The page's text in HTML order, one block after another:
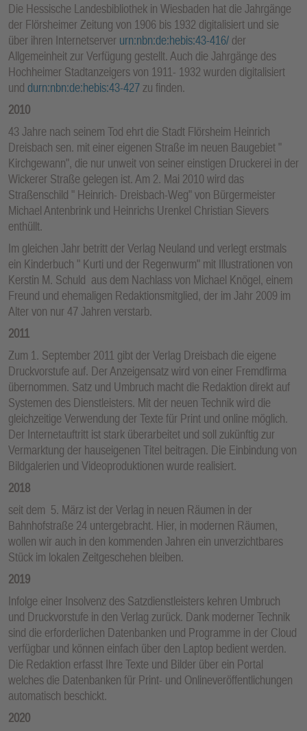
Die Hessische Landesbibliothek in Wiesbaden hat die Jahrgänge
der Flörsheimer Zeitung von 1906 bis 1932 digitalisiert und sie
über ihren Internetserver urn:nbn:de:hebis:43-416/ der
Allgemeinheit zur Verfügung gestellt. Auch die Jahrgänge des
Hochheimer Stadtanzeigers von 1911- 1932 wurden digitalisiert
und durn:nbn:de:hebis:43-427zu finden.
2010
43 Jahre nach seinem Tod ehrt die Stadt Flörsheim Heinrich
Dreisbach sen. mit einer eigenen Straße im neuen Baugebiet "
Kirchgewann", die nur unweit von seiner einstigen Druckerei in der
Wickerer Straße gelegen ist. Am 2. Mai 2010 wird das
Straßenschild " Heinrich- Dreisbach-Weg" von Bürgermeister
Michael Antenbrink und Heinrichs Urenkel Christian Sievers
enthüllt.
Im gleichen Jahr betritt der Verlag Neuland und verlegt erstmals
ein Kinderbuch " Kurti und der Regenwurm" mit Illustrationen von
Kerstin M. Schuld aus dem Nachlass von Michael Knögel, einem
Freund und ehemaligen Redaktionsmitglied, der im Jahr 2009 im
Alter von nur 47 Jahren verstarb.
2011
Zum 1. September 2011 gibt der Verlag Dreisbach die eigene
Druckvorstufe auf. Der Anzeigensatz wird von einer Fremdfirma
übernommen. Satz und Umbruch macht die Redaktion direkt auf
Systemen des Dienstleisters. Mit der neuen Technik wird die
gleichzeitige Verwendung der Texte für Print und online möglich.
Der Internetauftritt ist stark überarbeitet und soll zukünftig zur
Vermarktung der hauseigenen Titel beitragen. Die Einbindung von
Bildgalerien und Videoproduktionen wurde realisiert.
2018
seit dem 5. März ist der Verlag in neuen Räumen in der
Bahnhofstraße 24 untergebracht. Hier, in modernen Räumen,
wollen wir auch in den kommenden Jahren ein unverzichtbares
Stück im lokalen Zeitgeschehen bleiben.
2019
Infolge einer Insolvenz des Satzdienstleisters kehren Umbruch
und Druckvorstufe in den Verlag zurück. Dank moderner Technik
sind die erforderlichen Datenbanken und Programme in der Cloud
verfügbar und können einfach über den Laptop bedient werden.
Die Redaktion erfasst Ihre Texte und Bilder über ein Portal
welches die Datenbanken für Print- und Onlineveröffentlichungen
automatisch beschickt.
2020